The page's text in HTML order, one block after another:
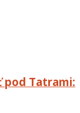
pod Tatrami: